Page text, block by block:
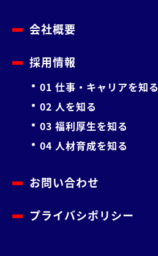
会社概要
採用情報
01 仕事・キャリアを知る
02 人を知る
03 福利厚生を知る
04 人材育成を知る
お問い合わせ
プライバシポリシー